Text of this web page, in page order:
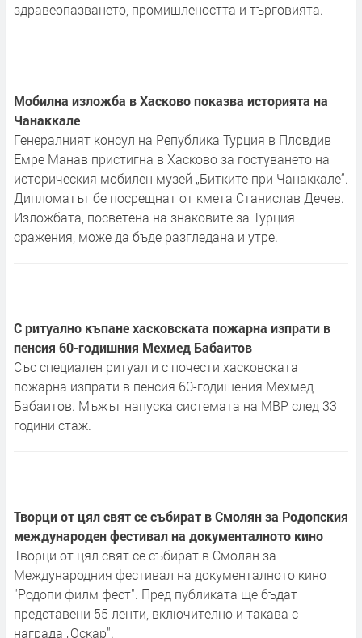
здравеопазването, промишлеността и търговията.
Мобилна изложба в Хасково показва историята на
Чанаккале
Генералният консул на Република Турция в Пловдив
Емре Манав пристигна в Хасково за гостуването на
историческия мобилен музей „Битките при Чанаккале“.
Дипломатът бе посрещнат от кмета Станислав Дечев.
Изложбата, посветена на знаковите за Турция
сражения, може да бъде разгледана и утре.
С ритуално къпане хасковската пожарна изпрати в
пенсия 60-годишния Мехмед Бабаитов
Със специален ритуал и с почести хасковската
пожарна изпрати в пенсия 60-годишения Мехмед
Бабаитов. Мъжът напуска системата на МВР след 33
години стаж.
Творци от цял свят се събират в Смолян за Родопския
международен фестивал на документалното кино
Творци от цял свят се събират в Смолян за
Международния фестивал на документалното кино
"Родопи филм фест". Пред публиката ще бъдат
представени 55 ленти, включително и такава с
награда „Оскар".